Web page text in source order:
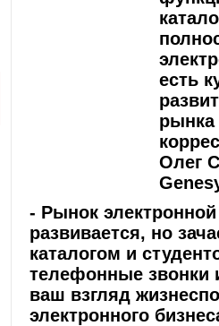
есть
рынка
Олег
- Рынок
развивается, но
каталогом и
телефонные звонки
ваш взгляд
электронного